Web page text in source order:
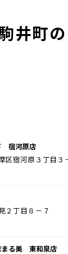
井町
宿河原店
宿河原３丁目３
２丁目８－７
まる美 東和泉店